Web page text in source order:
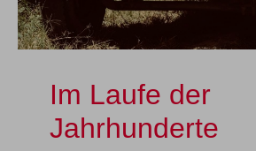
Im Laufe der
Jahrhunderte